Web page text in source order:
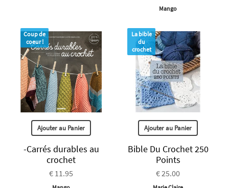
Mango
Coup de
coeur !
Ajouter au Panier
-Carrés durables au
crochet
€ 11.95
La bible
du
crochet
Ajouter au Panier
Bible Du Crochet 250
Points
€ 25.00